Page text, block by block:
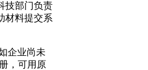
技部门负责
材料提交系
企业尚未
，可用原